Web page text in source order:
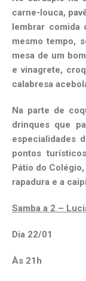
carne-louca,
lembrar
mesmo tempo,
mesa de um
e vinagrete,
calabresa
Na parte de
drinques que
especialidades
pontos
Pátio do
rapadura e a
Samba a 2 –
Dia 22/01
Às 21h